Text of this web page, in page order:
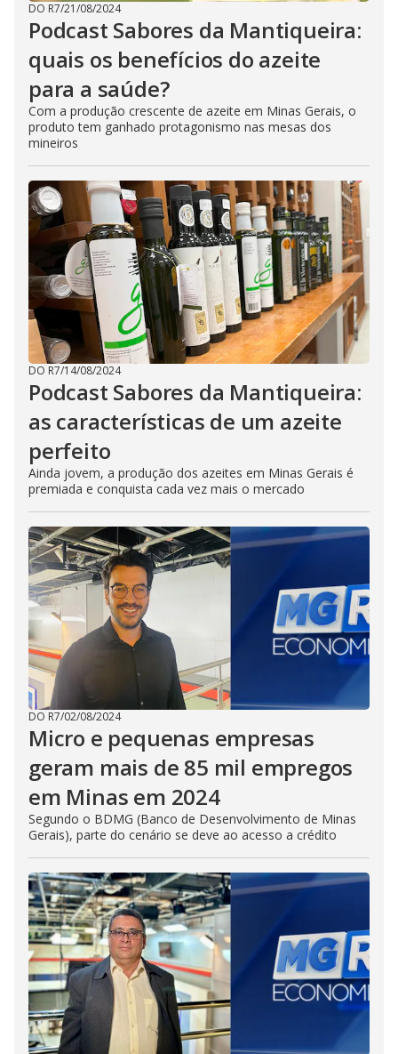
DO R7/21/08/2024
Podcast Sabores da Mantiqueira:
quais os benefícios do azeite
para a saúde?
Com a produção crescente de azeite em Minas Gerais, o
produto tem ganhado protagonismo nas mesas dos
mineiros
DO R7/14/08/2024
Podcast Sabores da Mantiqueira:
as características de um azeite
perfeito
Ainda jovem, a produção dos azeites em Minas Gerais é
premiada e conquista cada vez mais o mercado
DO R7/02/08/2024
Micro e pequenas empresas
geram mais de 85 mil empregos
em Minas em 2024
Segundo o BDMG (Banco de Desenvolvimento de Minas
Gerais), parte do cenário se deve ao acesso a crédito